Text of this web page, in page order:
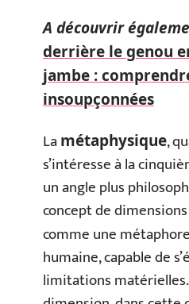
A découvrir
derrière le genou
jambe :
insoupçonnées
Lamétaphysique,
s’intéresse à la
un angle plus
concept de
comme une
humaine, capable de
limitations